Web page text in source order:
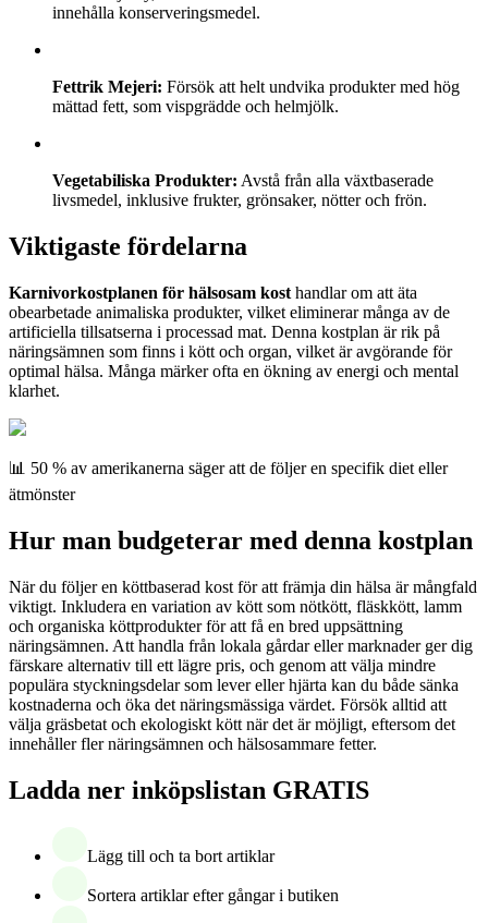
innehålla konserveringsmedel.
Fettrik Mejeri: Försök att helt undvika produkter med hög
mättad fett, som vispgrädde och helmjölk.
Vegetabiliska Produkter: Avstå från alla växtbaserade
livsmedel, inklusive frukter, grönsaker, nötter och frön.
Viktigaste fördelarna
Karnivorkostplanen för hälsosam kost handlar om att äta
obearbetade animaliska produkter, vilket eliminerar många av de
artificiella tillsatserna i processad mat. Denna kostplan är rik på
näringsämnen som finns i kött och organ, vilket är avgörande för
optimal hälsa. Många märker ofta en ökning av energi och mental
klarhet.
📊 50 % av amerikanerna säger att de följer en specifik diet eller
ätmönster
Hur man budgeterar med denna kostplan
När du följer en köttbaserad kost för att främja din hälsa är mångfald
viktigt. Inkludera en variation av kött som nötkött, fläskkött, lamm
och organiska köttprodukter för att få en bred uppsättning
näringsämnen. Att handla från lokala gårdar eller marknader ger dig
färskare alternativ till ett lägre pris, och genom att välja mindre
populära styckningsdelar som lever eller hjärta kan du både sänka
kostnaderna och öka det näringsmässiga värdet. Försök alltid att
välja gräsbetat och ekologiskt kött när det är möjligt, eftersom det
innehåller fler näringsämnen och hälsosammare fetter.
Ladda ner inköpslistan GRATIS
Lägg till och ta bort artiklar
Sortera artiklar efter gångar i butiken